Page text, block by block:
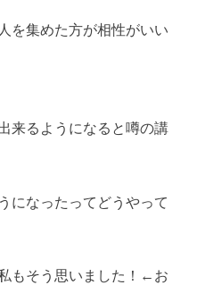
を集めた方が相性がいい
来るようになると噂の講
になったってどうやって
もそう思いました！←お